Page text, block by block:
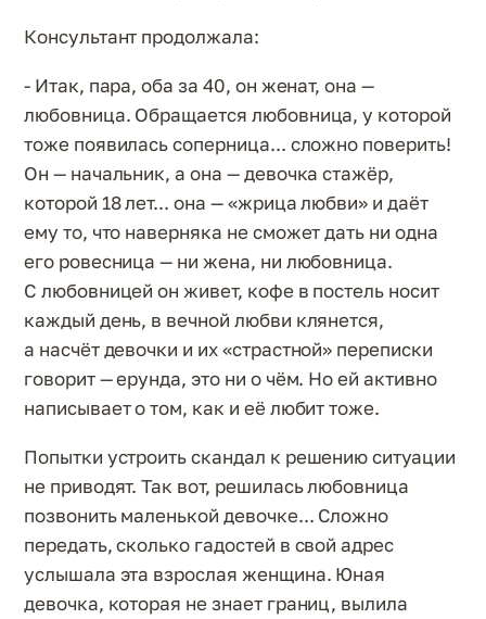
Консультант продолжала:
- Итак, пара, оба за 40, он женат, она —
любовница. Обращается любовница, у которой
тоже появилась соперница... сложно поверить!
Он — начальник, а она — девочка стажёр,
которой 18 лет... она — «жрица любви» и даёт
ему то, что наверняка не сможет дать ни одна
его ровесница — ни жена, ни любовница.
С любовницей он живет, кофе в постель носит
каждый день, в вечной любви клянется,
а насчёт девочки и их «страстной» переписки
говорит — ерунда, это ни о чём. Но ей активно
написывает о том, как и её любит тоже.
Попытки устроить скандал к решению ситуации
не приводят. Так вот, решилась любовница
позвонить маленькой девочке... Сложно
передать, сколько гадостей в свой адрес
услышала эта взрослая женщина. Юная
девочка, которая не знает границ, вылила